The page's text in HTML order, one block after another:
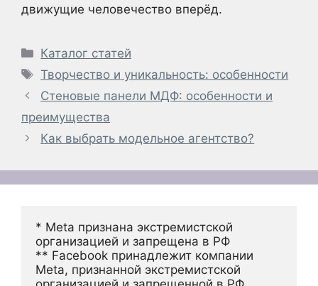
движущие человечество вперёд.
Рубрики
Каталог статей
Метки
Творчество и уникальность: особенности
Стеновые панели МДФ: особенности и
преимущества
Как выбрать модельное агентство?
* Meta признана экстремистской
организацией и запрещена в РФ
** Facebook принадлежит компании
Meta, признанной экстремистской